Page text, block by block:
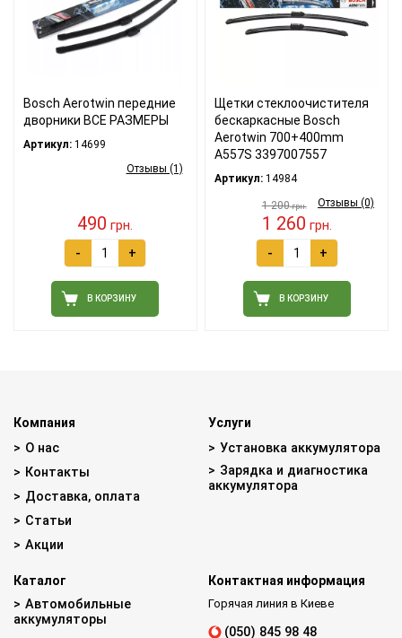
Bosch Aerotwin передние
дворники ВСЕ РАЗМЕРЫ
Артикул: 14699
Отзывы (1)
490 грн.
- +
В КОРЗИНУ
Щетки стеклоочистителя
бескаркасные Bosch
Aerotwin 700+400mm
A557S 3397007557
Артикул: 14984
Отзывы (0)
1 200грн.
1 260 грн.
- +
В КОРЗИНУ
Компания
О нас
Контакты
Доставка, оплата
Статьи
Акции
Услуги
Установка аккумулятора
Зарядка и диагностика
аккумулятора
Каталог
Автомобильные
аккумуляторы
Контактная информация
Горячая линия в Киеве
(050) 845 98 48